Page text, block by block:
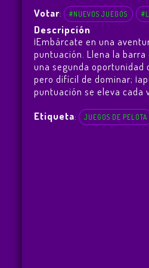
Votar: #NUEVOS JUEGOS
Descripción
¡Embárcate en una
puntuación. Llena la
una segunda oportunidad
pero difícil de dominar;
puntuación se eleva cada
Etiqueta: JUEGOS DE PELOTA